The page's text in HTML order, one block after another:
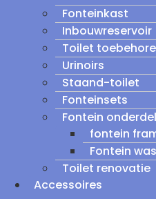
Fonteinkast
Inbouwreservoir
Toilet
Urinoirs
Staand-toilet
Fonteinsets
Fontein
fontein
Fontein
Toilet renovatie
Accessoires